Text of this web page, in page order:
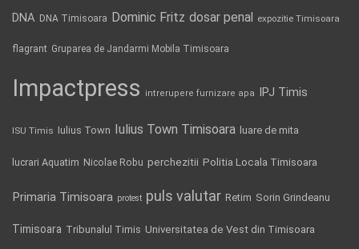
DNA DNA Timisoara Dominic Fritz dosar penal expozitie Timisoara
flagrant Gruparea de Jandarmi Mobila Timisoara
Impactpress intrerupere furnizare apa IPJ Timis
ISU Timis Iulius Town Iulius Town Timisoara luare de mita
lucrari Aquatim Nicolae Robu perchezitii Politia Locala Timisoara
Primaria Timisoara protest puls valutar Retim Sorin Grindeanu
Timisoara Tribunalul Timis Universitatea de Vest din Timisoara